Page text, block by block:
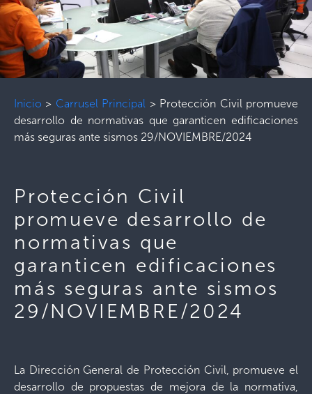
Inicio > Carrusel Principal > Protección Civil promueve
desarrollo de normativas que garanticen edificaciones
más seguras ante sismos 29/NOVIEMBRE/2024
Protección Civil
promueve desarrollo de
normativas que
garanticen edificaciones
más seguras ante sismos
29/NOVIEMBRE/2024
La Dirección General de Protección Civil, promueve el
desarrollo de propuestas de mejora de la normativa,